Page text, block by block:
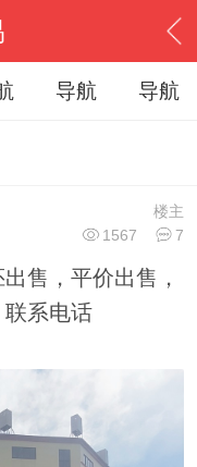
导航 导航
楼主
1567
7
售，平价出售，
系电话